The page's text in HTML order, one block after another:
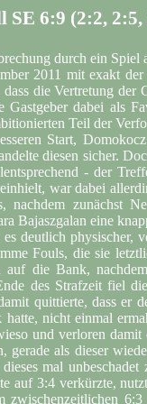
SE 6:9 (2:2, 2:5,
durch ein
2011 mit exakt
die Vertretung
Gastgeber dabei als
Teil der
Start,
diesen sicher.
- der
war dabei
nachdem zunächst
Bajaszgalan eine
deutlich physischer,
Fouls, die sie
die Bank,
des Strafzeit fiel
quittierte, dass er
hatte, nicht einmal
und verloren
gerade als dieser
mal
auf 3:4 verkürzte,
zwischenzeitlichen